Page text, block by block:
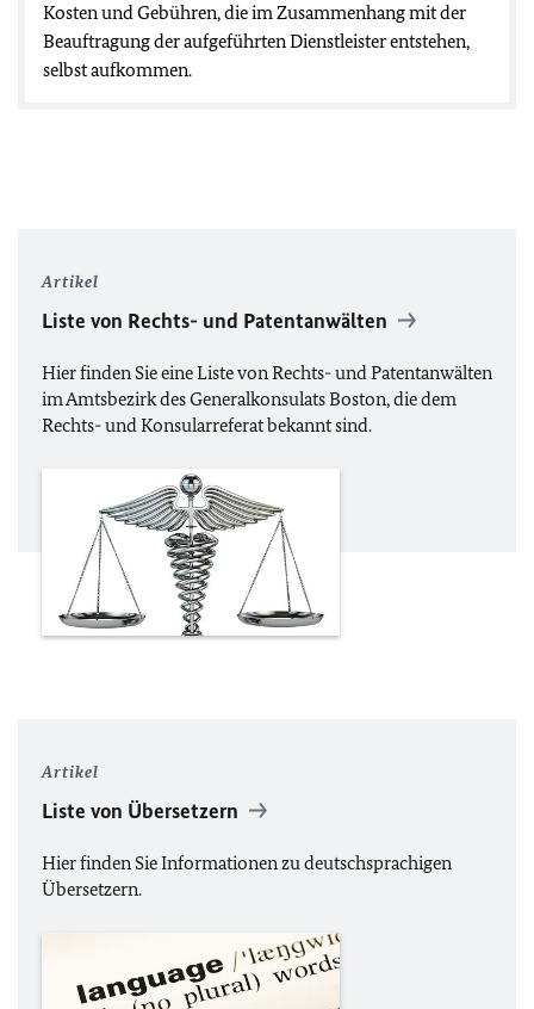
Kosten und Gebühren, die im Zusammenhang mit der
Beauftragung der aufgeführten Dienstleister entstehen,
selbst aufkommen.
Artikel
Liste von Rechts- und Patentanwälten
Hier finden Sie eine Liste von Rechts- und Patentanwälten
im Amtsbezirk des Generalkonsulats Boston, die dem
Rechts- und Konsularreferat bekannt sind.
Artikel
Liste von Übersetzern
Hier finden Sie Informationen zu deutschsprachigen
Übersetzern.